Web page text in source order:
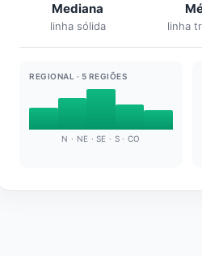
Mediana
linha sólida linha
REGIONAL · 5 REGIÕES
N · NE · SE · S · CO